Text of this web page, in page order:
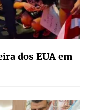
dos EUA em